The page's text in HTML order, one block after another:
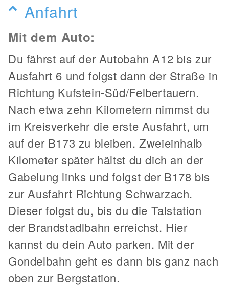
Anfahrt
Mit dem Auto:
Du fährst auf der Autobahn A12 bis zur
Ausfahrt 6 und folgst dann der Straße in
Richtung Kufstein-Süd/Felbertauern.
Nach etwa zehn Kilometern nimmst du
im Kreisverkehr die erste Ausfahrt, um
auf der B173 zu bleiben. Zweieinhalb
Kilometer später hältst du dich an der
Gabelung links und folgst der B178 bis
zur Ausfahrt Richtung Schwarzach.
Dieser folgst du, bis du die Talstation
der Brandstadlbahn erreichst. Hier
kannst du dein Auto parken. Mit der
Gondelbahn geht es dann bis ganz nach
oben zur Bergstation.